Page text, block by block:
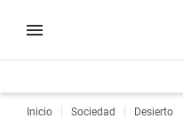
Inicio Sociedad Desierto